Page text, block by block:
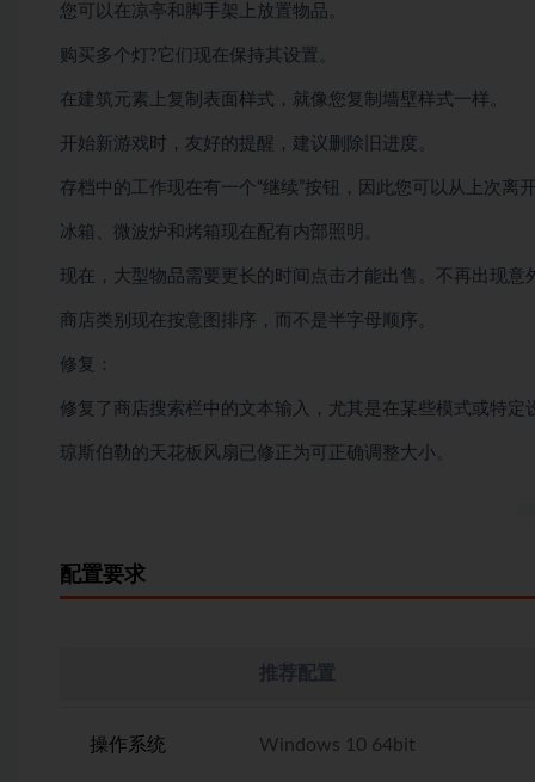
您可以在凉亭和脚手架上放置物品。
购买多个灯?它们现在保持其设置。
在建筑元素上复制表面样式，就像您复制墙壁样式一样。
开始新游戏时，友好的提醒，建议删除旧进度。
存档中的工作现在有一个“继续”按钮，因此您可以从上次离
冰箱、微波炉和烤箱现在配有内部照明。
现在，大型物品需要更长的时间点击才能出售。不再出现意
商店类别现在按意图排序，而不是半字母顺序。
修复：
修复了商店搜索栏中的文本输入，尤其是在某些模式或特定
琼斯伯勒的天花板风扇已修正为可正确调整大小。
配置要求
操作系统
推荐配置
Windows 10 64bit